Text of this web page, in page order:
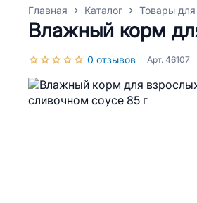
Главная Каталог Товары для
Влажный корм
0 отзывов Арт. 46107